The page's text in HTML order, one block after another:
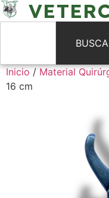
Inicio/Material
16 cm